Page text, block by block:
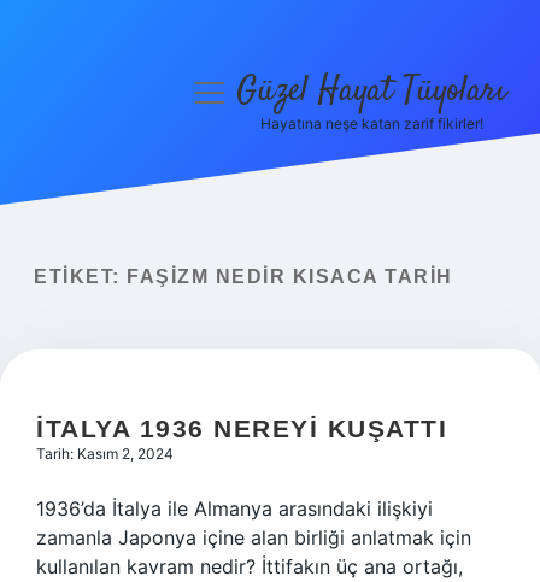
Yasal Uyarı
menüyüGüzel Hayat Tüyoları
Hayatına neşe katan zarif fikirler!
ETIKET: FAŞIZM NEDIR KISACA TARIH
İTALYA 1936 NEREYI KUŞATTI
Tarih: Kasım 2, 2024
1936’da İtalya ile Almanya arasındaki ilişkiyi
zamanla Japonya içine alan birliği anlatmak için
kullanılan kavram nedir? İttifakın üç ana ortağı,